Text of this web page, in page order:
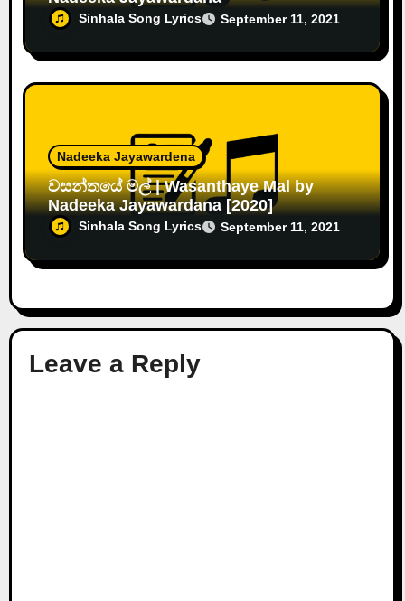
Sinhala Song Lyrics September 11, 2021
Nadeeka Jayawardena
වසන්තයේ මල් | Wasanthaye Mal by
Nadeeka Jayawardana [2020]
Sinhala Song Lyrics September 11, 2021
Leave a Reply